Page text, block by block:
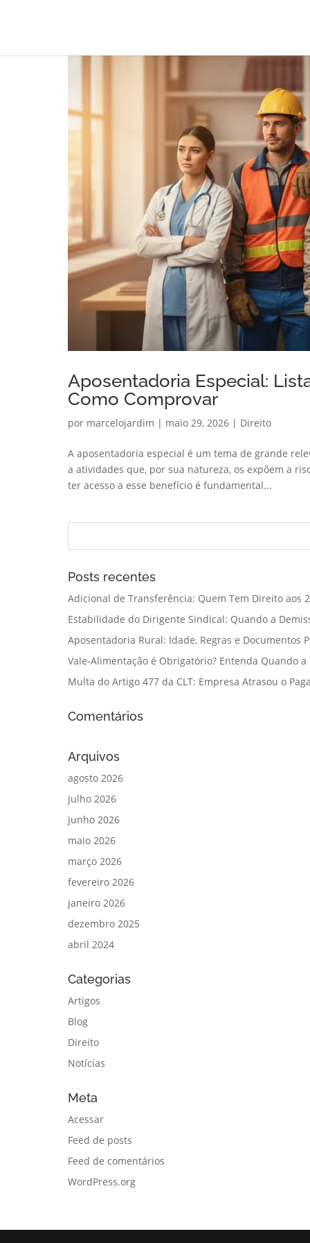
Aposentadoria Especial:
Como Comprovar
por marcelojardim | maio 29, 2026 | Direito
A aposentadoria especial é um tema de grande
a atividades que, por sua natureza, os expõem a
ter acesso a esse benefício é fundamental...
Posts recentes
Adicional de Transferência: Quem Tem Direito aos
Estabilidade do Dirigente Sindical: Quando a
Aposentadoria Rural: Idade, Regras e Documentos
Vale-Alimentação é Obrigatório? Entenda Quando
Multa do Artigo 477 da CLT: Empresa Atrasou o
Comentários
Arquivos
agosto 2026
julho 2026
junho 2026
maio 2026
março 2026
fevereiro 2026
janeiro 2026
dezembro 2025
abril 2024
Categorias
Artigos
Blog
Direito
Notícias
Meta
Acessar
Feed de posts
Feed de comentários
WordPress.org